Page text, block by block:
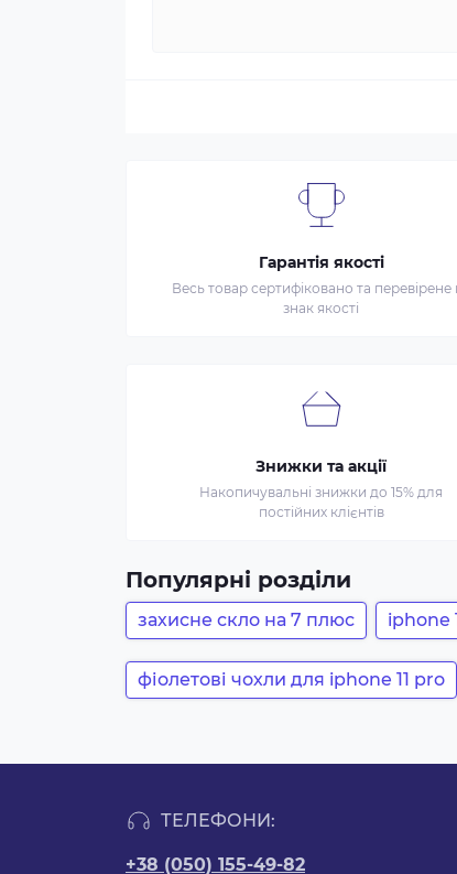
Гарантія якості
Весь товар сертифіковано та перевірене
знак якості
Знижки та акції
Накопичувальні знижки до 15% для
постійних клієнтів
Популярні розділи
захисне скло на 7 плюс iphone
фіолетові чохли для iphone 11 pro
ТЕЛЕФОНИ:
+38 (050) 155-49-82